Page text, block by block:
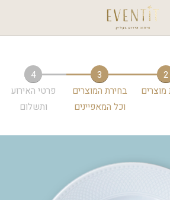
2
מוצרים
3
בחירת המוצרים
וכל המאפיינים
4
פרטי האירוע
ותשלום